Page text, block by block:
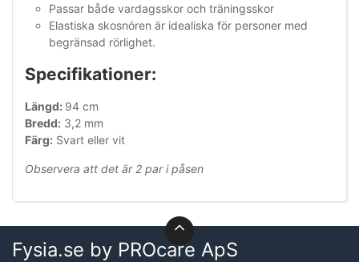
Passar både vardagsskor och träningsskor
Elastiska skosnören är idealiska för personer med
begränsad rörlighet.
Specifikationer:
Längd: 94 cm
Bredd: 3,2 mm
Färg: Svart eller vit
Observera att det är 2 par i påsen
Fysia.se by PROcare ApS